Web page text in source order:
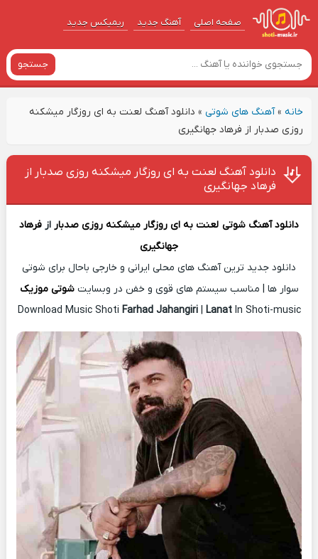
صفحه اصلی آهنگ‌ جدید ریمیکس جدید
جستجو
خانه»آهنگ های شوتی» دانلود آهنگ لعنت به ای روزگار میشکنه
روزی صدبار از فرهاد جهانگیری
دانلود آهنگ لعنت به ای روزگار میشکنه روزی صدبار از
فرهاد جهانگیری
دانلود آهنگ شوتی لعنت به ای روزگار میشکنه روزی صدبار از فرهاد
جهانگیری
دانلود جدید ترین آهنگ های محلی ایرانی و خارجی باحال برای شوتی
سوار ها | مناسب سیستم های قوی و خفن در وبسایتشوتی موزیک
Download Music Shoti Farhad Jahangiri| LanatIn Shoti-music